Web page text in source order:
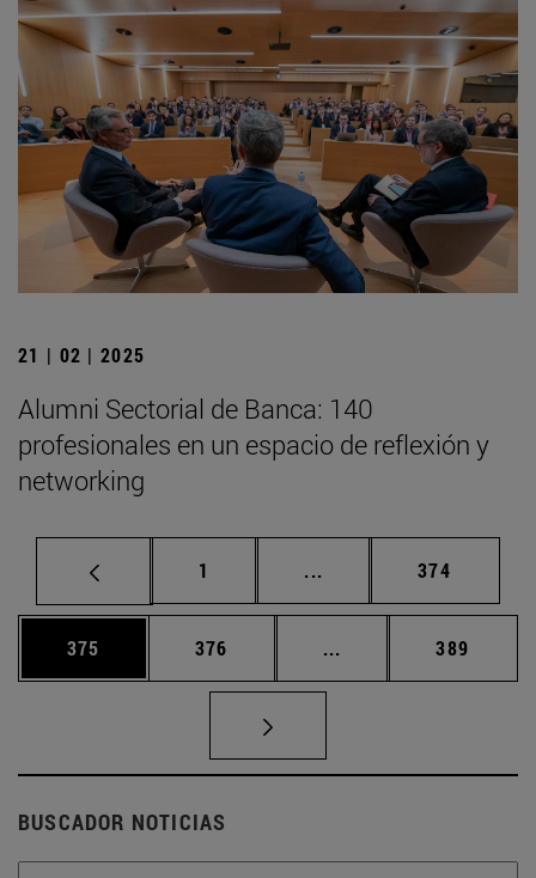
21 | 02 | 2025
Alumni Sectorial de Banca: 140
profesionales en un espacio de reflexión y
networking
Página
1 ... Páginas intermedias
Página
374
Página
375 Página
376 ... Páginas intermedias
Página
389
BUSCADOR NOTICIAS